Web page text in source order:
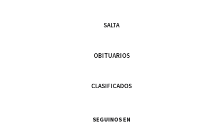
SALTA
OBITUARIOS
CLASIFICADOS
SEGUINOS EN